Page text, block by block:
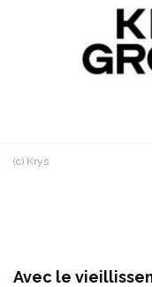
(c) Krys
Avec le